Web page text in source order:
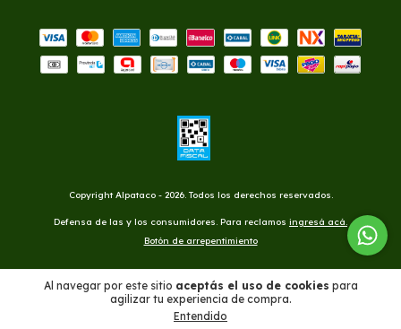
Al navegar por este sitio aceptás el uso de cookies para
agilizar tu experiencia de compra.
Entendido
Copyright Alpataco - 2026. Todos los derechos reservados.
Defensa de las y los consumidores. Para reclamos ingresá acá.
Botón de arrepentimiento